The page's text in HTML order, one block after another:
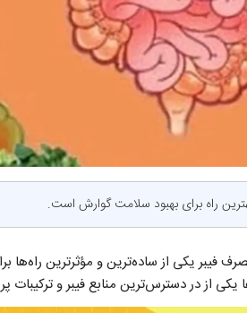
راه برای بهبود سلامت گوارش است.
یکی از ساده‌ترین و مؤثرترین راه‌ها
یکی از در دسترس‌ترین منابع فیبر و